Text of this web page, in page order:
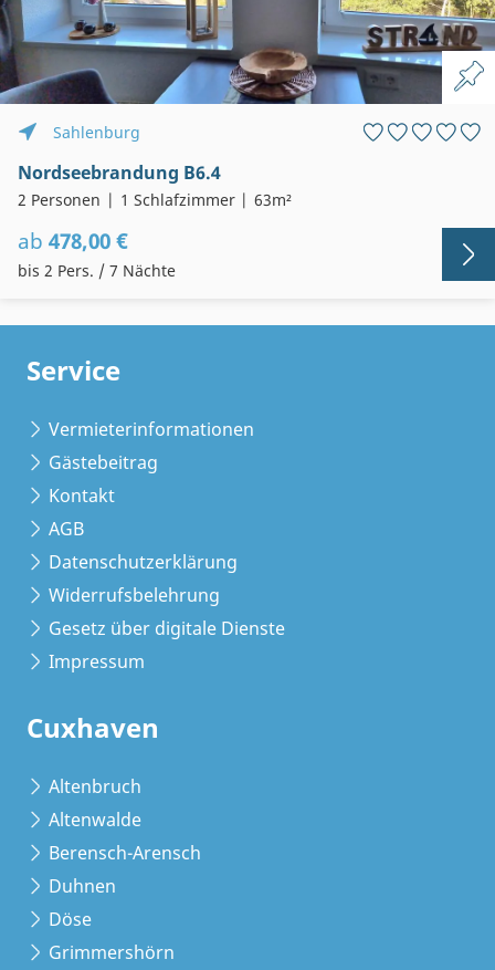
Sahlenburg
Nordseebrandung B6.4
2 Personen 1 Schlafzimmer 63m²
ab 478,00 €
bis 2 Pers. / 7 Nächte
Service
Vermieterinformationen
Gästebeitrag
Kontakt
AGB
Datenschutzerklärung
Widerrufsbelehrung
Gesetz über digitale Dienste
Impressum
Cuxhaven
Altenbruch
Altenwalde
Berensch-Arensch
Duhnen
Döse
Grimmershörn